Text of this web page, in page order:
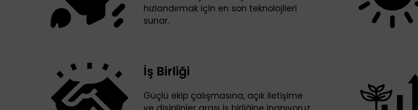
hızlandırmak için en son teknolojileri
sunar.
İş Birliği
Güçlü ekip çalışmasına, açık iletişime